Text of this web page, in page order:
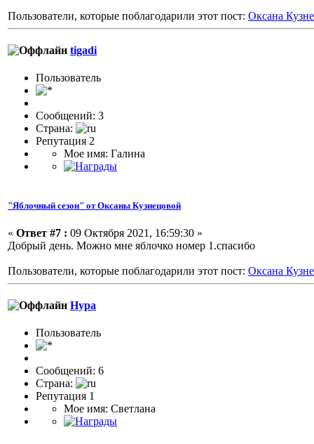
Пользователи, которые поблагодарили этот пост: Оксана
tigadi
Пользователь
Сообщений: 3
Страна:
Репутация 2
Мое имя: Галина
"Яблочный сезон" от Оксаны Кузнецовой
« Ответ #7 : 09 Октября 2021, 16:59:30 »
Добрый день. Можно мне яблочко номер 1.спасибо
Пользователи, которые поблагодарили этот пост: Оксана
Нура
Пользователь
Сообщений: 6
Страна:
Репутация 1
Мое имя: Светлана